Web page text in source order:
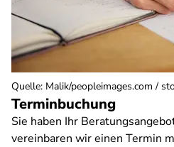
Terminbuchung
Sie haben Ihr
vereinbaren wir einen Termin
Quelle: Malik/peopleimages.com /